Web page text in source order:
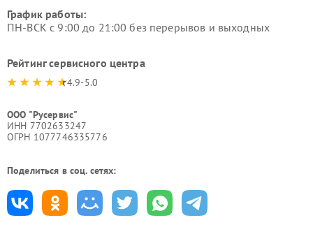
График работы:
ПН-ВСК с 9:00 до 21:00 без перерывов и выходных
Рейтинг сервисного центра
4.9-5.0
ООО "Русервис"
ИНН 7702633247
ОГРН 1077746335776
Поделиться в соц. сетях: